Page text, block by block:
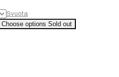
Svuota
Choose options Sold out